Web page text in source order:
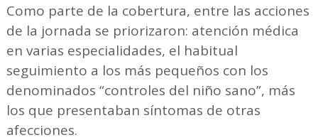
Como parte de la cobertura, entre las acciones
de la jornada se priorizaron: atención médica
en varias especialidades, el habitual
seguimiento a los más pequeños con los
denominados “controles del niño sano”, más
los que presentaban síntomas de otras
afecciones.